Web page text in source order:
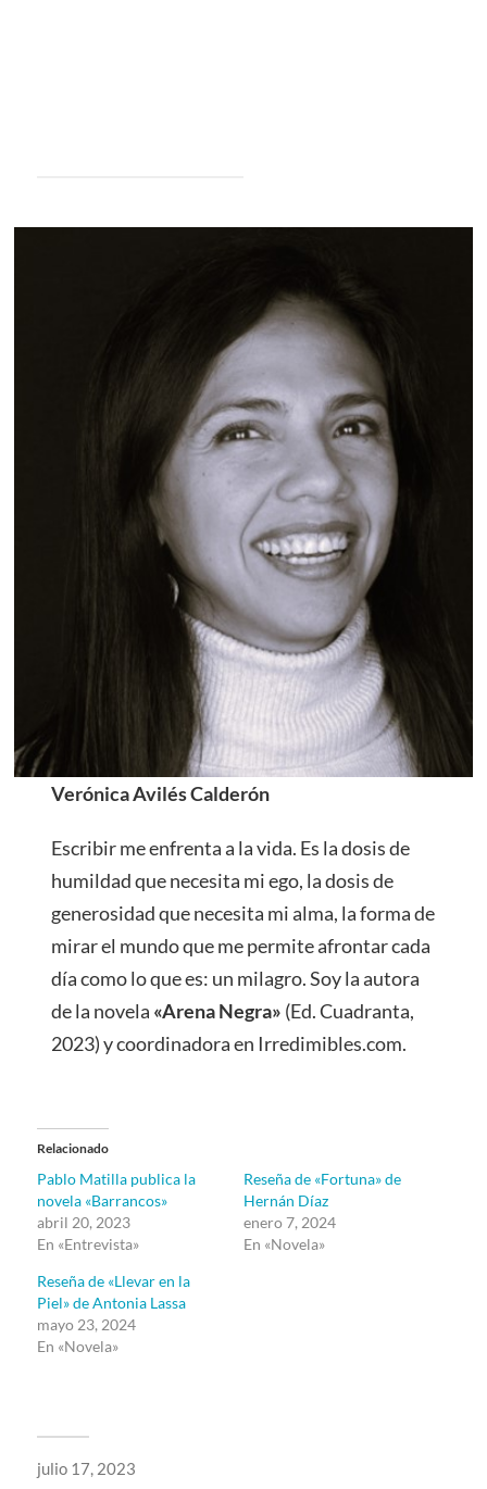
Verónica Avilés Calderón
Escribir me enfrenta a la vida. Es la dosis de
humildad que necesita mi ego, la dosis de
generosidad que necesita mi alma, la forma de
mirar el mundo que me permite afrontar cada
día como lo que es: un milagro. Soy la autora
de la novela «Arena Negra» (Ed. Cuadranta,
2023) y coordinadora en Irredimibles.com.
Relacionado
Pablo Matilla publica la
novela «Barrancos»
abril 20, 2023
En «Entrevista»
Reseña de «Fortuna» de
Hernán Díaz
enero 7, 2024
En «Novela»
Reseña de «Llevar en la
Piel» de Antonia Lassa
mayo 23, 2024
En «Novela»
julio 17, 2023